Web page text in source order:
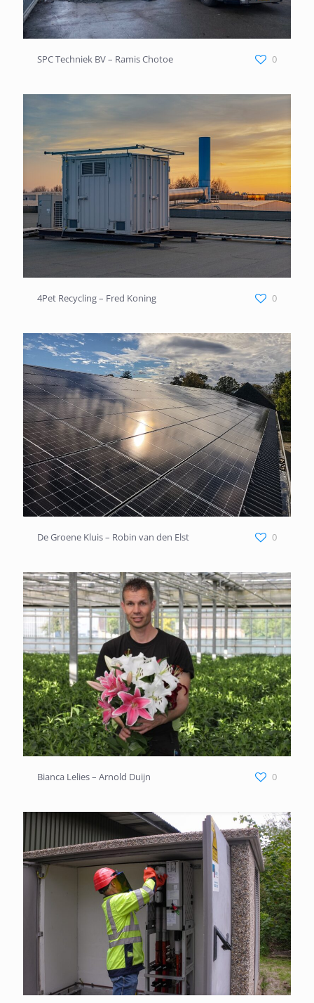
SPC Techniek BV – Ramis Chotoe
SPC Techniek BV – Ramis Chotoe 0
4Pet Recycling – Fred Koning
4Pet Recycling – Fred Koning 0
De Groene Kluis – Robin van den Elst
De Groene Kluis – Robin van den Elst 0
Bianca Lelies – Arnold Duijn
Bianca Lelies – Arnold Duijn 0